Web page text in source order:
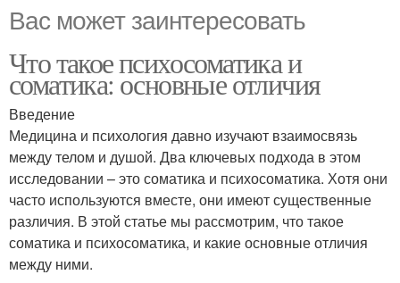
Вас может заинтересовать
Что такое психосоматика и
соматика: основные отличия
Введение
Медицина и психология давно изучают взаимосвязь
между телом и душой. Два ключевых подхода в этом
исследовании – это соматика и психосоматика. Хотя они
часто используются вместе, они имеют существенные
различия. В этой статье мы рассмотрим, что такое
соматика и психосоматика, и какие основные отличия
между ними.